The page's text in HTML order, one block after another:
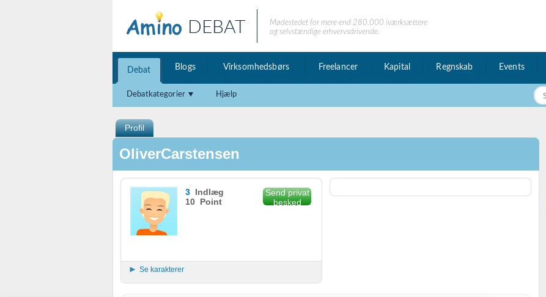
DEBAT
Mødestedet for mere end 280.000 iværksættere
og selvstændige erhvervsdrivende.
Debat Blogs Virksomhedsbørs Freelancer Kapital Regnskab Events
Debatkategorier Hjælp
Profil
OliverCarstensen
3 Indlæg
10 Point
Send privat
besked
Se karakterer